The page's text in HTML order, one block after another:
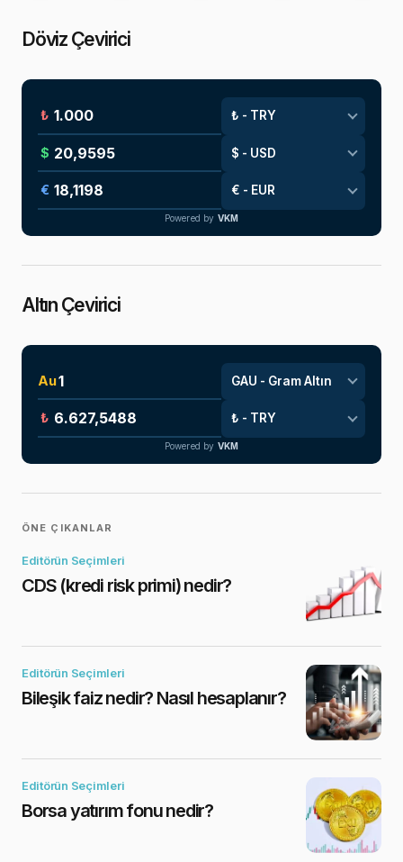
Döviz Çevirici
₺
$
€
Powered by VKM
Altın Çevirici
Au
₺
Powered by VKM
ÖNE ÇIKANLAR
Editörün Seçimleri
CDS (kredi risk primi) nedir?
Editörün Seçimleri
Bileşik faiz nedir? Nasıl hesaplanır?
Editörün Seçimleri
Borsa yatırım fonu nedir?